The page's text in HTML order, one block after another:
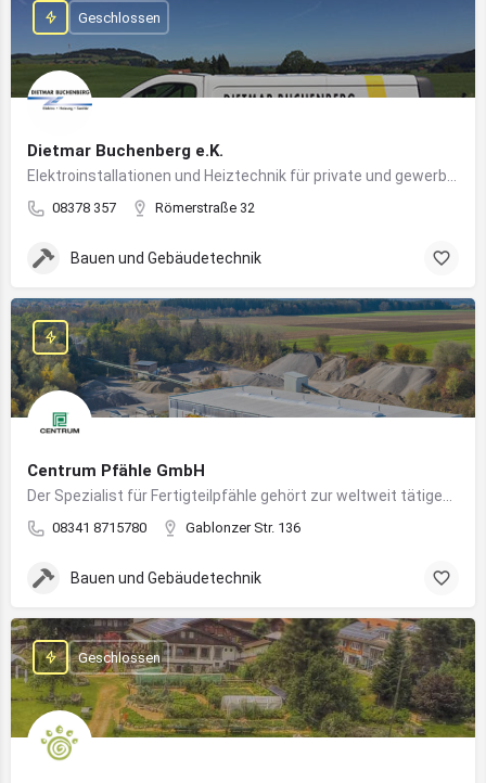
Dietmar Buchenberg e.K.
08378 357 Römerstraße 32
Geschlossen
Bauen und Gebäudetechnik
Centrum Pfähle GmbH
08341 8715780 Gablonzer Str. 136
Bauen und Gebäudetechnik
Geschlossen